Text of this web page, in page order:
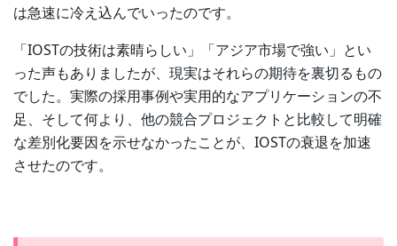
は急速に冷え込んでいったのです。
「IOSTの技術は素晴らしい」「アジア市場で強い」とい
った声もありましたが、現実はそれらの期待を裏切るもの
でした。実際の採用事例や実用的なアプリケーションの不
足、そして何より、他の競合プロジェクトと比較して明確
な差別化要因を示せなかったことが、IOSTの衰退を加速
させたのです。